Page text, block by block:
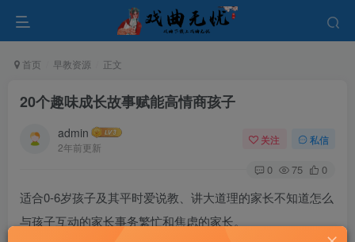
首页 早教资源 正文
20个趣味成长故事赋能高情商孩子
admin
2年前更新
关注 私信
0 75 0
适合0-6岁孩子及其平时爱说教、讲大道理的家长不知道怎么
与孩子互动的家长事务繁忙和焦虑的家长。